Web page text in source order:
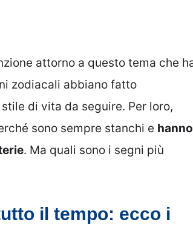
attorno a questo tema che
zodiacali abbiano fatto
di vita da seguire. Per loro,
sono sempre stanchi e hanno
. Ma quali sono i segni più
il tempo: ecco i